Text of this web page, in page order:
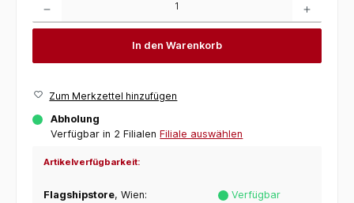
In den Warenkorb
Zum Merkzettel hinzufügen
Abholung
Verfügbar in 2 Filialen Filiale auswählen
Artikelverfügbarkeit:
Flagshipstore, Wien:
Verfügbar